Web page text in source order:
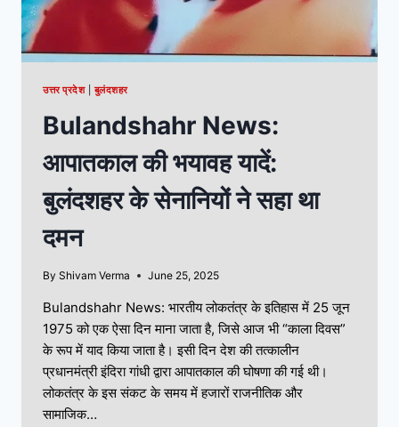
उत्तर प्रदेश|बुलंदशहर
Bulandshahr News:
आपातकाल की भयावह यादें:
बुलंदशहर के सेनानियों ने सहा था
दमन
By Shivam Verma June 25, 2025
Bulandshahr News: भारतीय लोकतंत्र के इतिहास में 25 जून
1975 को एक ऐसा दिन माना जाता है, जिसे आज भी “काला दिवस”
के रूप में याद किया जाता है। इसी दिन देश की तत्कालीन
प्रधानमंत्री इंदिरा गांधी द्वारा आपातकाल की घोषणा की गई थी।
लोकतंत्र के इस संकट के समय में हजारों राजनीतिक और
सामाजिक…